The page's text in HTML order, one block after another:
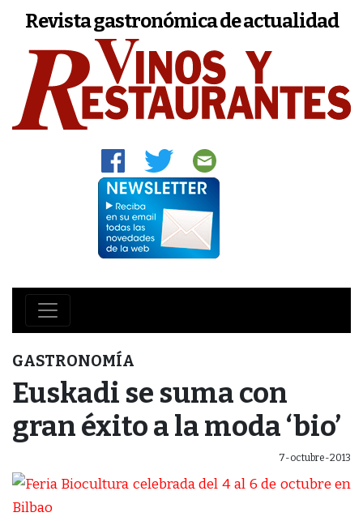
Revista gastronómica de actualidad
GASTRONOMÍA
Euskadi se suma con
gran éxito a la moda ‘bio’
7-octubre-2013